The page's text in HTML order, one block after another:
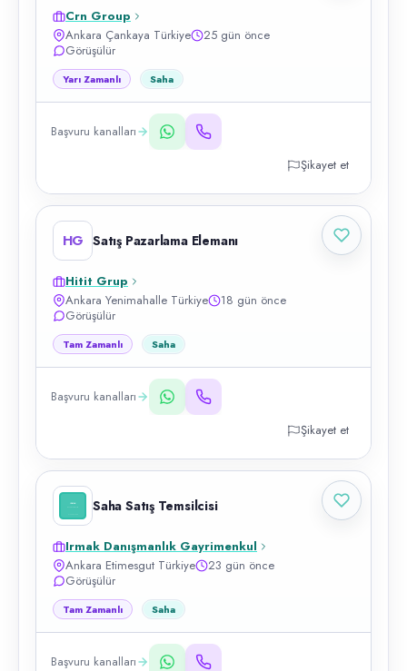
Crn Group
Ankara Çankaya Türkiye
25 gün önce
Görüşülür
Yarı Zamanlı Saha
Başvuru kanalları
Şikayet et
HG Satış Pazarlama Elemanı
Hitit Grup
Ankara Yenimahalle Türkiye
18 gün önce
Görüşülür
Tam Zamanlı Saha
Başvuru kanalları
Şikayet et
Saha Satış Temsilcisi
Irmak Danışmanlık Gayrimenkul
Ankara Etimesgut Türkiye
23 gün önce
Görüşülür
Tam Zamanlı Saha
Başvuru kanalları